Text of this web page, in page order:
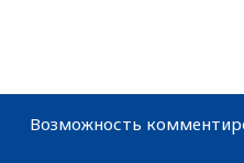
Возможность